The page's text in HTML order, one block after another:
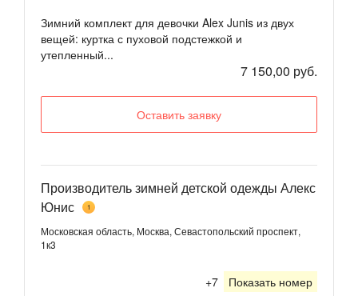
Зимний комплект для девочки Alex Junis из двух
вещей: куртка с пуховой подстежкой и
утепленный...
7 150,00 руб.
Оставить заявку
Производитель зимней детской одежды Алекс
Юнис
1
Московская область, Москва, Севастопольский проспект,
1к3
+7 Показать номер